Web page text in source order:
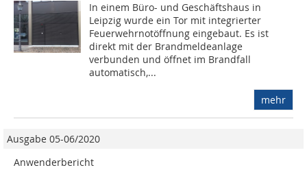
In einem Büro- und Geschäftshaus in
Leipzig wurde ein Tor mit integrierter
Feuerwehrnotöffnung eingebaut. Es ist
direkt mit der Brandmeldeanlage
verbunden und öffnet im Brandfall
automatisch,...
mehr
Ausgabe 05-06/2020
Anwenderbericht